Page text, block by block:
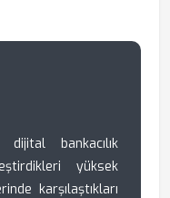
bankacılık
yüksek
karşılaştıkları